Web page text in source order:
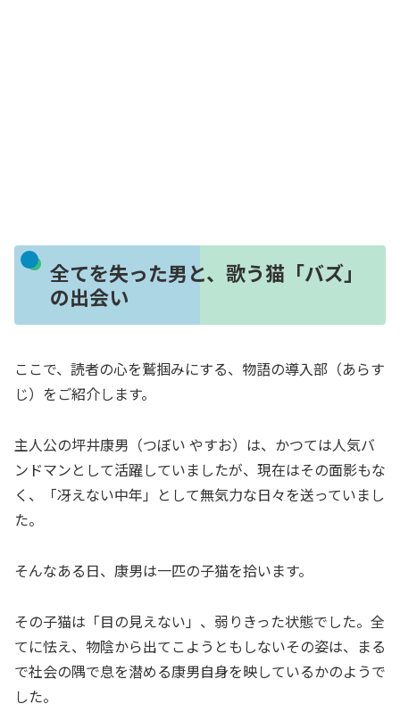
全てを失った男と、歌う猫「バズ」
の出会い
ここで、読者の心を鷲掴みにする、物語の導入部（あらす
じ）をご紹介します。
主人公の坪井康男（つぼい やすお）は、かつては人気バ
ンドマンとして活躍していましたが、現在はその面影もな
く、「冴えない中年」として無気力な日々を送っていまし
た。
そんなある日、康男は一匹の子猫を拾います。
その子猫は「目の見えない」、弱りきった状態でした。全
てに怯え、物陰から出てこようともしないその姿は、まる
で社会の隅で息を潜める康男自身を映しているかのようで
した。